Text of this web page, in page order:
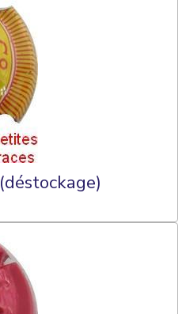
POL ROGER 1955 (déstockage)